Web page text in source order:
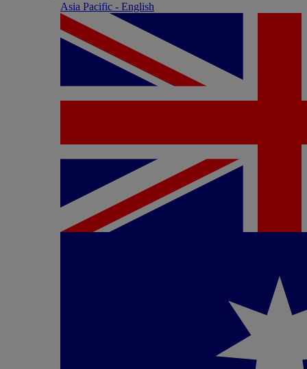
Asia Pacific - English